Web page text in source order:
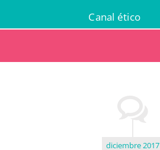
Canal ético
diciembre 2017